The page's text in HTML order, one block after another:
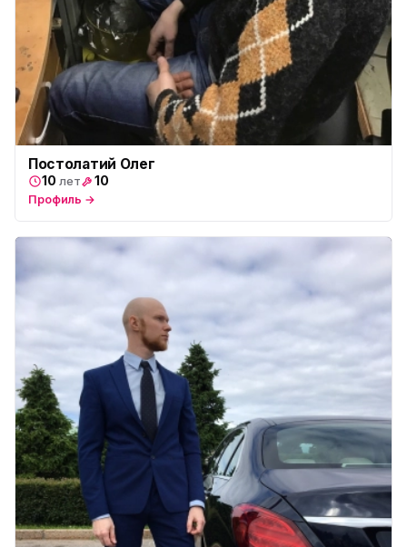
Постолатий Олег
10 лет 10
Профиль →